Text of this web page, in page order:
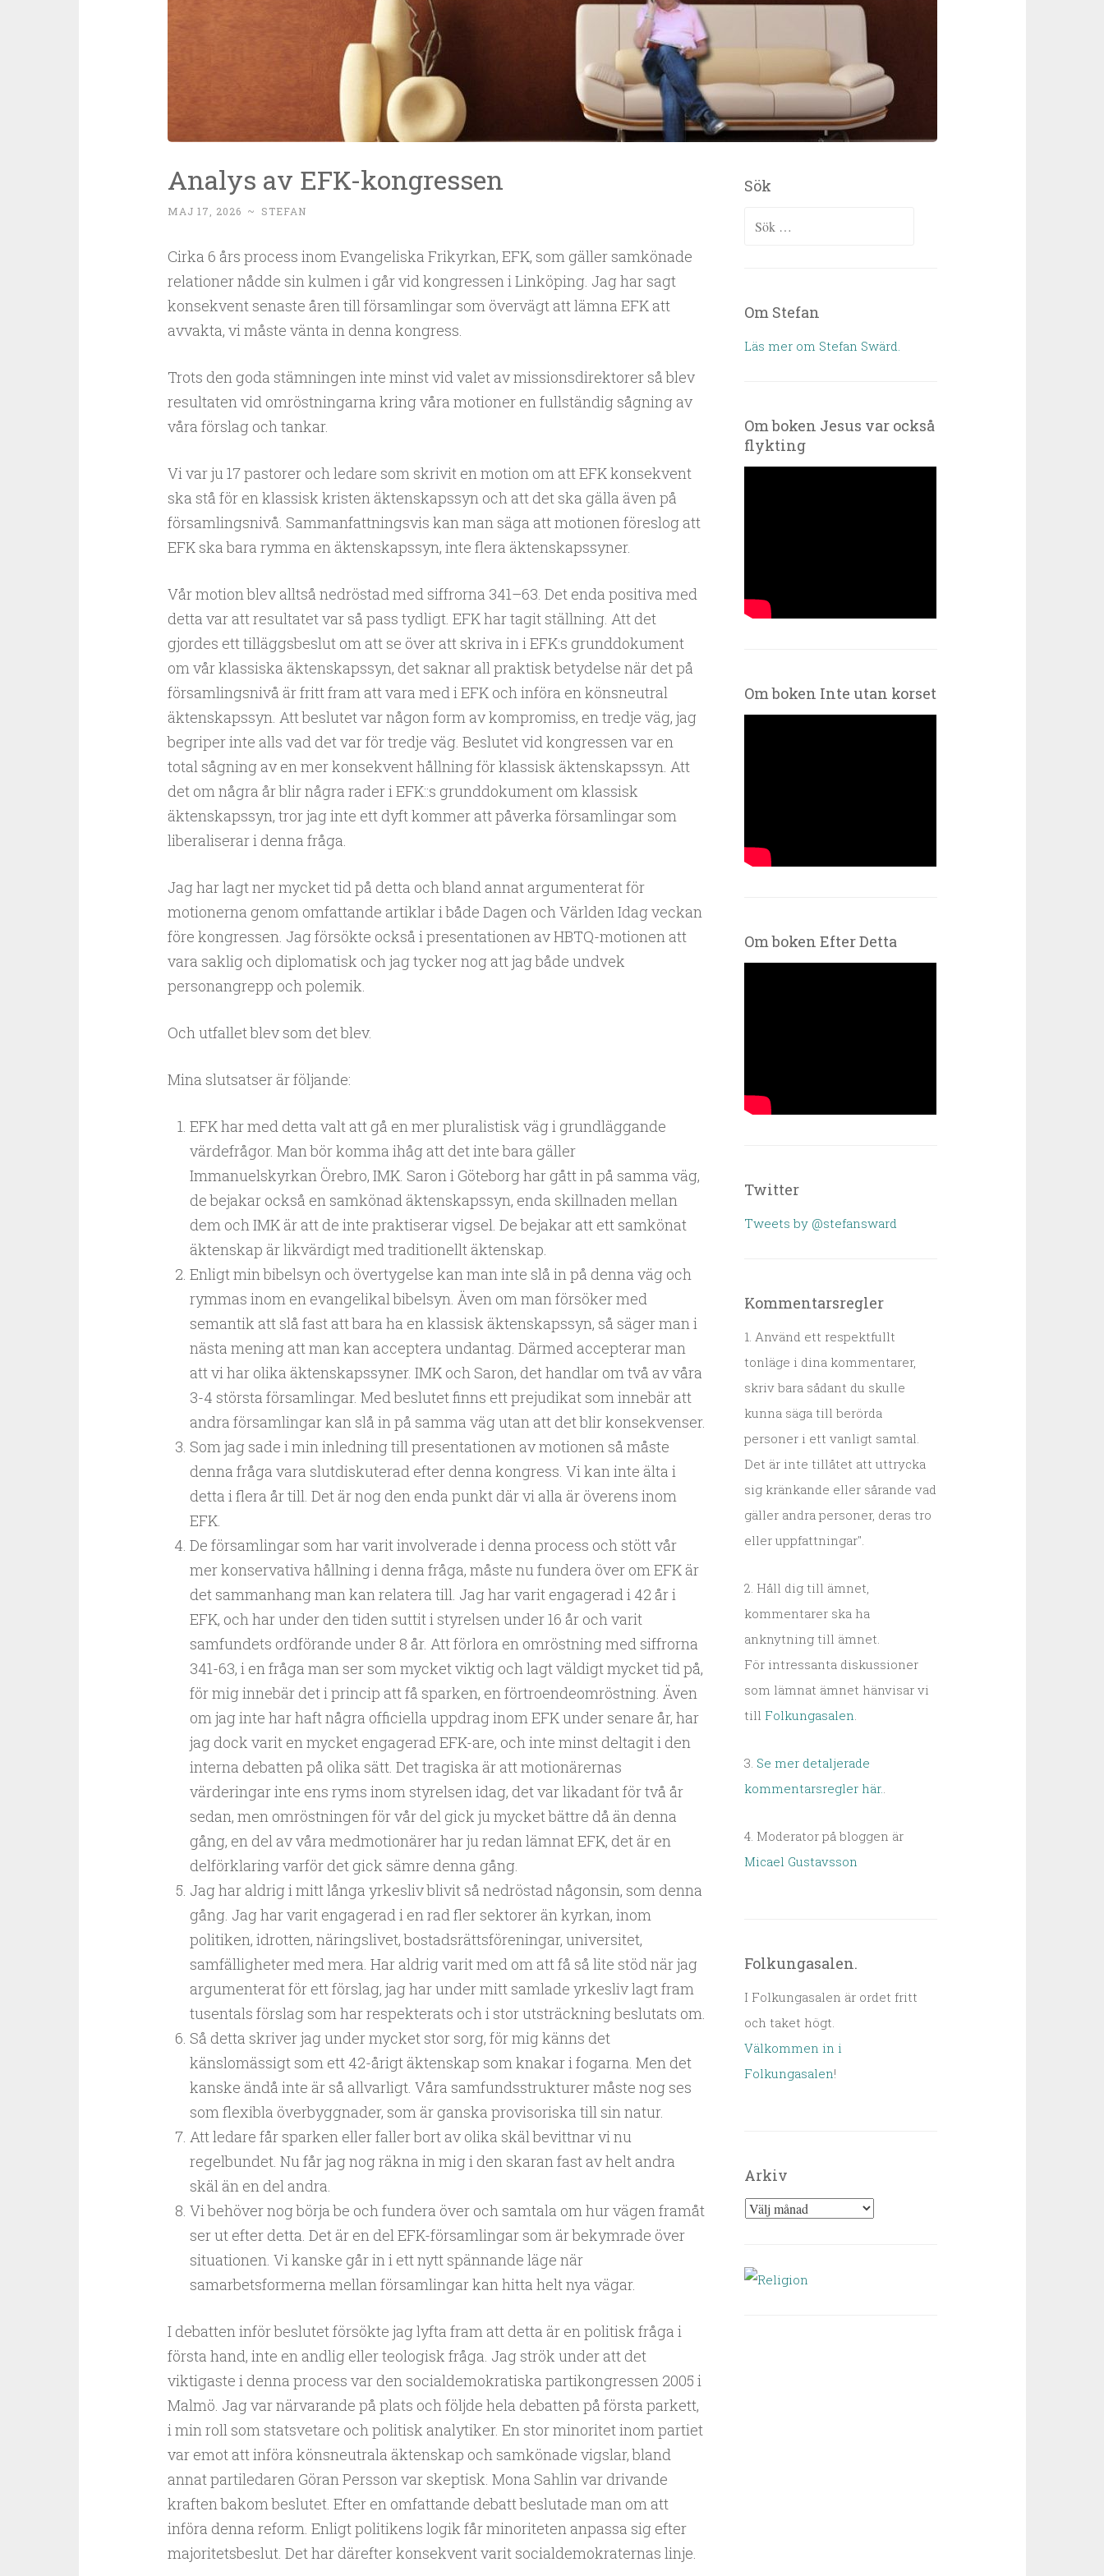
Analys av EFK-kongressen
MAJ 17, 2026 ~ STEFAN
Cirka 6 års process inom Evangeliska Frikyrkan, EFK, som gäller samkönade
relationer nådde sin kulmen i går vid kongressen i Linköping. Jag har sagt
konsekvent senaste åren till församlingar som övervägt att lämna EFK att
avvakta, vi måste vänta in denna kongress.
Trots den goda stämningen inte minst vid valet av missionsdirektorer så blev
resultaten vid omröstningarna kring våra motioner en fullständig sågning av
våra förslag och tankar.
Vi var ju 17 pastorer och ledare som skrivit en motion om att EFK konsekvent
ska stå för en klassisk kristen äktenskapssyn och att det ska gälla även på
församlingsnivå. Sammanfattningsvis kan man säga att motionen föreslog att
EFK ska bara rymma en äktenskapssyn, inte flera äktenskapssyner.
Vår motion blev alltså nedröstad med siffrorna 341–63. Det enda positiva med
detta var att resultatet var så pass tydligt. EFK har tagit ställning. Att det
gjordes ett tilläggsbeslut om att se över att skriva in i EFK:s grunddokument
om vår klassiska äktenskapssyn, det saknar all praktisk betydelse när det på
församlingsnivå är fritt fram att vara med i EFK och införa en könsneutral
äktenskapssyn. Att beslutet var någon form av kompromiss, en tredje väg, jag
begriper inte alls vad det var för tredje väg. Beslutet vid kongressen var en
total sågning av en mer konsekvent hållning för klassisk äktenskapssyn. Att
det om några år blir några rader i EFK::s grunddokument om klassisk
äktenskapssyn, tror jag inte ett dyft kommer att påverka församlingar som
liberaliserar i denna fråga.
Jag har lagt ner mycket tid på detta och bland annat argumenterat för
motionerna genom omfattande artiklar i både Dagen och Världen Idag veckan
före kongressen. Jag försökte också i presentationen av HBTQ-motionen att
vara saklig och diplomatisk och jag tycker nog att jag både undvek
personangrepp och polemik.
Och utfallet blev som det blev.
Mina slutsatser är följande:
EFK har med detta valt att gå en mer pluralistisk väg i grundläggande
värdefrågor. Man bör komma ihåg att det inte bara gäller
Immanuelskyrkan Örebro, IMK. Saron i Göteborg har gått in på samma väg,
de bejakar också en samkönad äktenskapssyn, enda skillnaden mellan
dem och IMK är att de inte praktiserar vigsel. De bejakar att ett samkönat
äktenskap är likvärdigt med traditionellt äktenskap.
Enligt min bibelsyn och övertygelse kan man inte slå in på denna väg och
rymmas inom en evangelikal bibelsyn. Även om man försöker med
semantik att slå fast att bara ha en klassisk äktenskapssyn, så säger man i
nästa mening att man kan acceptera undantag. Därmed accepterar man
att vi har olika äktenskapssyner. IMK och Saron, det handlar om två av våra
3-4 största församlingar. Med beslutet finns ett prejudikat som innebär att
andra församlingar kan slå in på samma väg utan att det blir konsekvenser.
Som jag sade i min inledning till presentationen av motionen så måste
denna fråga vara slutdiskuterad efter denna kongress. Vi kan inte älta i
detta i flera år till. Det är nog den enda punkt där vi alla är överens inom
EFK.
De församlingar som har varit involverade i denna process och stött vår
mer konservativa hållning i denna fråga, måste nu fundera över om EFK är
det sammanhang man kan relatera till. Jag har varit engagerad i 42 år i
EFK, och har under den tiden suttit i styrelsen under 16 år och varit
samfundets ordförande under 8 år. Att förlora en omröstning med siffrorna
341-63, i en fråga man ser som mycket viktig och lagt väldigt mycket tid på,
för mig innebär det i princip att få sparken, en förtroendeomröstning. Även
om jag inte har haft några officiella uppdrag inom EFK under senare år, har
jag dock varit en mycket engagerad EFK-are, och inte minst deltagit i den
interna debatten på olika sätt. Det tragiska är att motionärernas
värderingar inte ens ryms inom styrelsen idag, det var likadant för två år
sedan, men omröstningen för vår del gick ju mycket bättre då än denna
gång, en del av våra medmotionärer har ju redan lämnat EFK, det är en
delförklaring varför det gick sämre denna gång.
Jag har aldrig i mitt långa yrkesliv blivit så nedröstad någonsin, som denna
gång. Jag har varit engagerad i en rad fler sektorer än kyrkan, inom
politiken, idrotten, näringslivet, bostadsrättsföreningar, universitet,
samfälligheter med mera. Har aldrig varit med om att få så lite stöd när jag
argumenterat för ett förslag, jag har under mitt samlade yrkesliv lagt fram
tusentals förslag som har respekterats och i stor utsträckning beslutats om.
Så detta skriver jag under mycket stor sorg, för mig känns det
känslomässigt som ett 42-årigt äktenskap som knakar i fogarna. Men det
kanske ändå inte är så allvarligt. Våra samfundsstrukturer måste nog ses
som flexibla överbyggnader, som är ganska provisoriska till sin natur.
Att ledare får sparken eller faller bort av olika skäl bevittnar vi nu
regelbundet. Nu får jag nog räkna in mig i den skaran fast av helt andra
skäl än en del andra.
Vi behöver nog börja be och fundera över och samtala om hur vägen framåt
ser ut efter detta. Det är en del EFK-församlingar som är bekymrade över
situationen. Vi kanske går in i ett nytt spännande läge när
samarbetsformerna mellan församlingar kan hitta helt nya vägar.
I debatten inför beslutet försökte jag lyfta fram att detta är en politisk fråga i
första hand, inte en andlig eller teologisk fråga. Jag strök under att det
viktigaste i denna process var den socialdemokratiska partikongressen 2005 i
Malmö. Jag var närvarande på plats och följde hela debatten på första parkett,
i min roll som statsvetare och politisk analytiker. En stor minoritet inom partiet
var emot att införa könsneutrala äktenskap och samkönade vigslar, bland
annat partiledaren Göran Persson var skeptisk. Mona Sahlin var drivande
kraften bakom beslutet. Efter en omfattande debatt beslutade man om att
införa denna reform. Enligt politikens logik får minoriteten anpassa sig efter
majoritetsbeslut. Det har därefter konsekvent varit socialdemokraternas linje.
Sök
Sök efter:
Om Stefan
Läs mer om Stefan Swärd.
Om boken Jesus var också
flykting
Om boken Inte utan korset
Om boken Efter Detta
Twitter
Tweets by @stefansward
Kommentarsregler
1. Använd ett respektfullt
tonläge i dina kommentarer,
skriv bara sådant du skulle
kunna säga till berörda
personer i ett vanligt samtal.
Det är inte tillåtet att uttrycka
sig kränkande eller sårande vad
gäller andra personer, deras tro
eller uppfattningar".
2. Håll dig till ämnet,
kommentarer ska ha
anknytning till ämnet.
För intressanta diskussioner
som lämnat ämnet hänvisar vi
till Folkungasalen.
3. Se mer detaljerade
kommentarsregler här..
4. Moderator på bloggen är
Micael Gustavsson
Folkungasalen.
I Folkungasalen är ordet fritt
och taket högt.
Välkommen in i
Folkungasalen!
Arkiv
Arkiv